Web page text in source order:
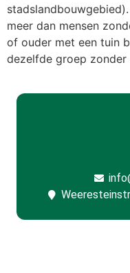
meer dan mensen
of ouder met een tuin
dezelfde groep zonder